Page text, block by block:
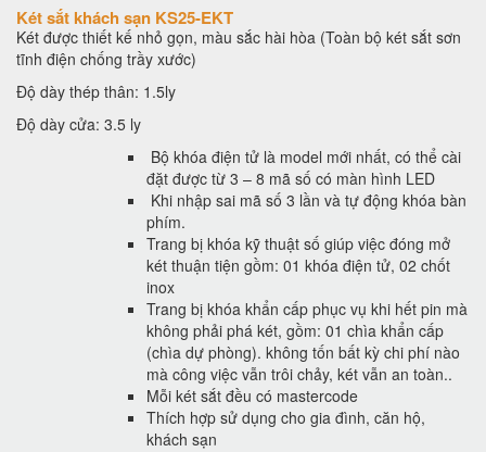
Két sắt khách sạn KS25-EKT
Két được thiết kế nhỏ gọn, màu sắc hài hòa (Toàn bộ két sắt sơn
tĩnh điện chống trầy xước)
Độ dày thép thân: 1.5ly
Độ dày cửa: 3.5 ly
Bộ khóa điện tử là model mới nhất, có thể cài
đặt được từ 3 – 8 mã số có màn hình LED
Khi nhập sai mã số 3 lần và tự động khóa bàn
phím.
Trang bị khóa kỹ thuật số giúp việc đóng mở
két thuận tiện gồm: 01 khóa điện tử, 02 chốt
inox
Trang bị khóa khẩn cấp phục vụ khi hết pin mà
không phải phá két, gồm: 01 chìa khẩn cấp
(chìa dự phòng). không tốn bất kỳ chi phí nào
mà công việc vẫn trôi chảy, két vẫn an toàn..
Mỗi két sắt đều có mastercode
Thích hợp sử dụng cho gia đình, căn hộ,
khách sạn